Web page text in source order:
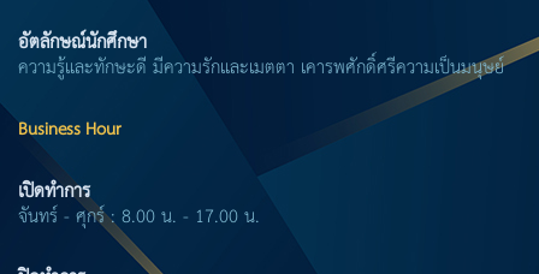
อัตลักษณ์นักศึกษา
ความรู้และทักษะดี มีความรักและเมตตา เคารพศักดิ์ศรีความเป็นมนุษย์
Business Hour
เปิดทำการ
จันทร์ - ศุกร์ : 8.00 น. - 17.00 น.